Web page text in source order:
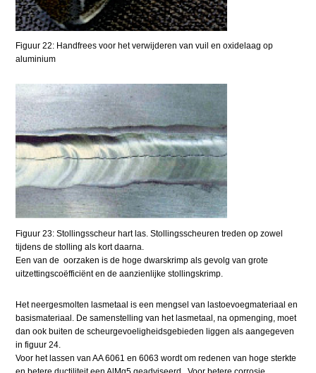
Figuur 22: Handfrees voor het verwijderen van vuil en oxidelaag op
aluminium
Figuur 23: Stollingsscheur hart las. Stollingsscheuren treden op zowel
tijdens de stolling als kort daarna.
Een van de oorzaken is de hoge dwarskrimp als gevolg van grote
uitzettingscoëfficiënt en de aanzienlijke stollingskrimp.
Het neergesmolten lasmetaal is een mengsel van lastoevoegmateriaal en
basismateriaal. De samenstelling van het lasmetaal, na opmenging, moet
dan ook buiten de scheurgevoeligheidsgebieden liggen als aangegeven
in figuur 24.
Voor het lassen van AA 6061 en 6063 wordt om redenen van hoge sterkte